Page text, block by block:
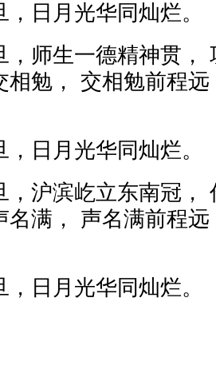
日月光华同灿烂。
，师生一德精神贯，
相勉， 交相勉前程
日月光华同灿烂。
，沪滨屹立东南冠，
名满， 声名满前程
日月光华同灿烂。